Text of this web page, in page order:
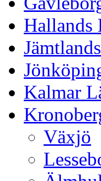
Hallands
Kalmar
Växjö